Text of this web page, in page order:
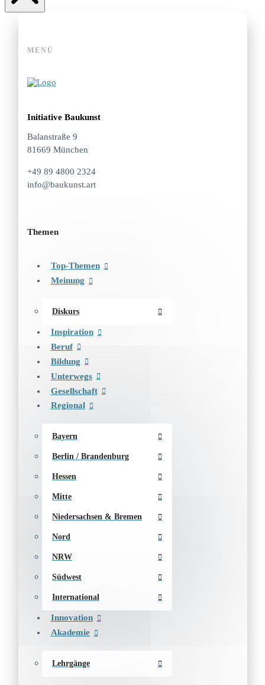
MENÜ
Initiative Baukunst
Balanstraße 9
81669 München
+49 89 4800 2324
info@baukunst.art
Themen
Top-Themen
Meinung
Diskurs
Inspiration
Beruf
Bildung
Unterwegs
Gesellschaft
Regional
Bayern
Berlin / Brandenburg
Hessen
Mitte
Niedersachsen & Bremen
Nord
NRW
Südwest
International
Innovation
Akademie
Lehrgänge